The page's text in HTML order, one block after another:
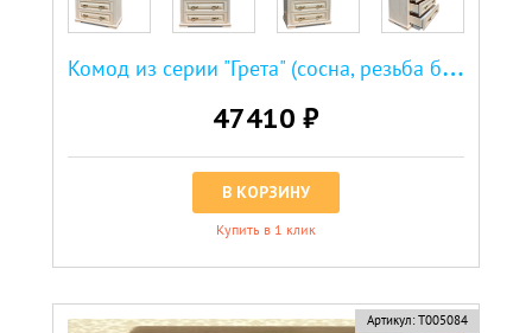
К
омод из серии "Грета" (сосна, резьба береза)
47410 ₽
В КОРЗИНУ
Купить в 1 клик
Артикул: Т005084